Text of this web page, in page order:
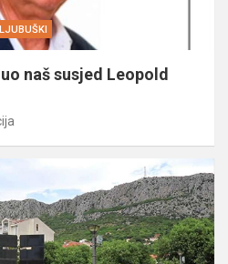
LJUBUŠKI
naš susjed Leopold